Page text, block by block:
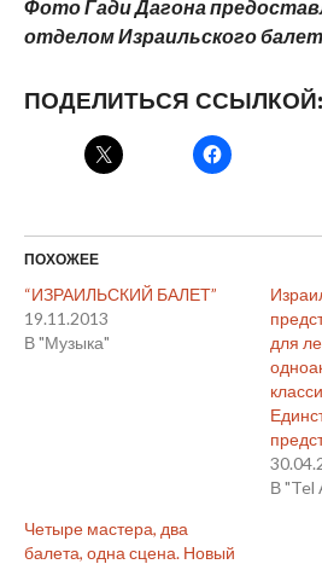
Фото Гади Дагона
отделом Израильского
ПОДЕЛИТЬСЯ ССЫЛКОЙ:
ПОХОЖЕЕ
“ИЗРАИЛЬСКИЙ БАЛЕТ”
19.11.2013
В "Музыка"
для
В "Tel
Четыре мастера, два
балета, одна сцена. Новый